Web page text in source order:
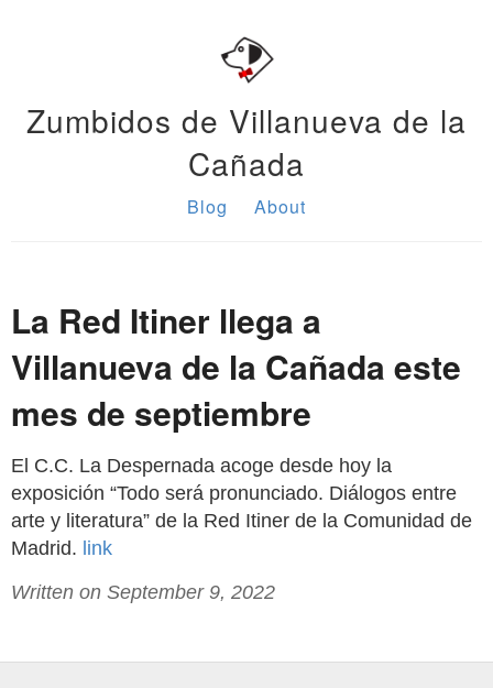
Zumbidos de Villanueva de la
Cañada
Blog About
La Red Itiner llega a
Villanueva de la Cañada este
mes de septiembre
El C.C. La Despernada acoge desde hoy la
exposición “Todo será pronunciado. Diálogos entre
arte y literatura” de la Red Itiner de la Comunidad de
Madrid. link
Written on September 9, 2022